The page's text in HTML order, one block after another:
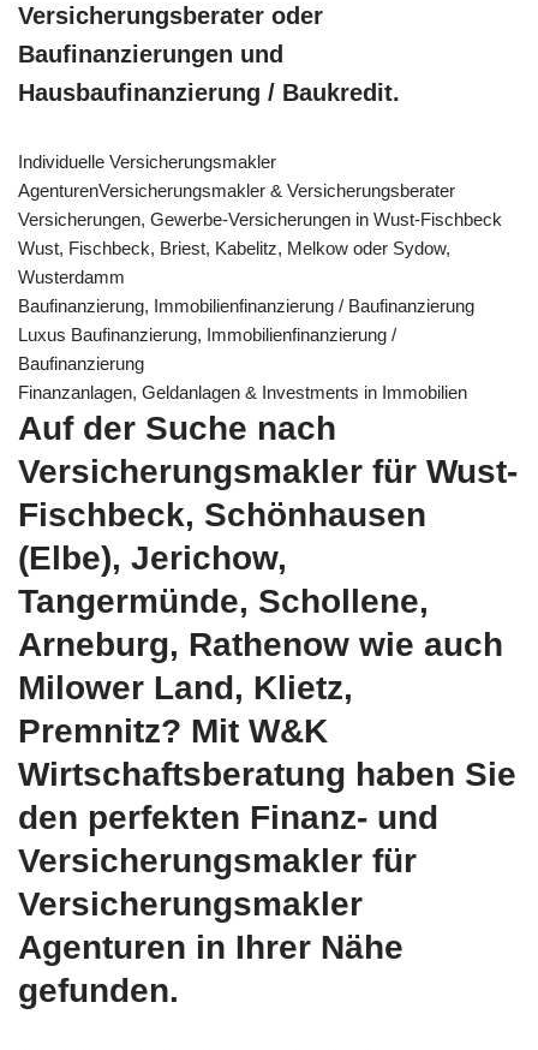
Versicherungsberater oder
Baufinanzierungen und
Hausbaufinanzierung / Baukredit.
Individuelle Versicherungsmakler
AgenturenVersicherungsmakler & Versicherungsberater
Versicherungen, Gewerbe-Versicherungen in Wust-Fischbeck
Wust, Fischbeck, Briest, Kabelitz, Melkow oder Sydow,
Wusterdamm
Baufinanzierung, Immobilienfinanzierung / Baufinanzierung
Luxus Baufinanzierung, Immobilienfinanzierung /
Baufinanzierung
Finanzanlagen, Geldanlagen & Investments in Immobilien
Auf der Suche nach
Versicherungsmakler für Wust-
Fischbeck, Schönhausen
(Elbe), Jerichow,
Tangermünde, Schollene,
Arneburg, Rathenow wie auch
Milower Land, Klietz,
Premnitz? Mit W&K
Wirtschaftsberatung haben Sie
den perfekten Finanz- und
Versicherungsmakler für
Versicherungsmakler
Agenturen in Ihrer Nähe
gefunden.